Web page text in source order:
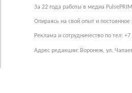
За 22 года работы в медиа
Опираясь на свой опыт и
Реклама и сотрудничество по тел:
Адрес редакции: Воронеж, ул.